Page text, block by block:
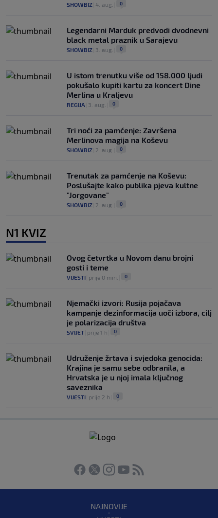
SHOWBIZ 4. aug. 0
Legendarni Marduk predvodi dvodnevni
black metal praznik u Sarajevu
SHOWBIZ 3. aug. 0
U istom trenutku više od 158.000 ljudi
pokušalo kupiti kartu za koncert Dine
Merlina u Kraljevu
REGIJA 3. aug. 0
Tri noći za pamćenje: Završena
Merlinova magija na Koševu
SHOWBIZ 2. aug. 0
Trenutak za pamćenje na Koševu:
Poslušajte kako publika pjeva kultne
"Jorgovane"
SHOWBIZ 2. aug. 0
N1 KVIZ
Ovog četvrtka u Novom danu brojni
gosti i teme
VIJESTI prije 0 min. 0
Njemački izvori: Rusija pojačava
kampanje dezinformacija uoči izbora, cilj
je polarizacija društva
SVIJET prije 1 h 0
Udruženje žrtava i svjedoka genocida:
Krajina je samu sebe odbranila, a
Hrvatska je u njoj imala ključnog
saveznika
VIJESTI prije 2 h 0
NAJNOVIJE